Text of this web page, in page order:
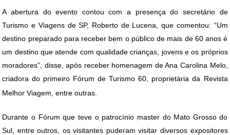
A abertura do evento contou com a presença do secretário de
Turismo e Viagens de SP, Roberto de Lucena, que comentou: “Um
destino preparado para receber bem o público de mais de 60 anos é
um destino que atende com qualidade crianças, jovens e os próprios
moradores”, disse, após receber homenagem de Ana Carolina Melo,
criadora do primeiro Fórum de Turismo 60, proprietária da Revista
Melhor Viagem, entre outras.
Durante o Fórum que teve o patrocínio master do Mato Grosso do
Sul, entre outros, os visitantes puderam visitar diversos expositores